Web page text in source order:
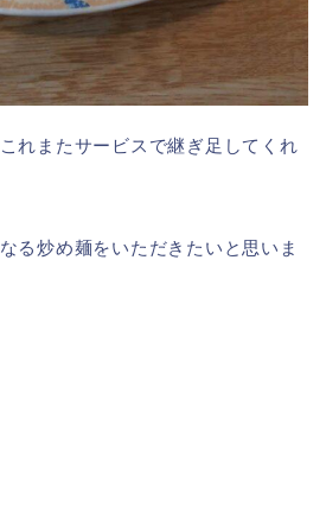
れまたサービスで継ぎ足してくれ
る炒め麺をいただきたいと思いま